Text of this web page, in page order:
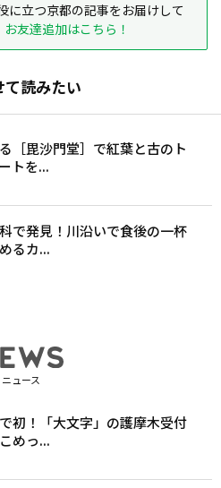
に立つ京都の記事をお届けして
お友達追加はこちら！
て読みたい
［毘沙門堂］で紅葉と古のト
トを...
で発見！川沿いで食後の一杯
るカ...
ニュース
初！「大文字」の護摩木受付
めっ...